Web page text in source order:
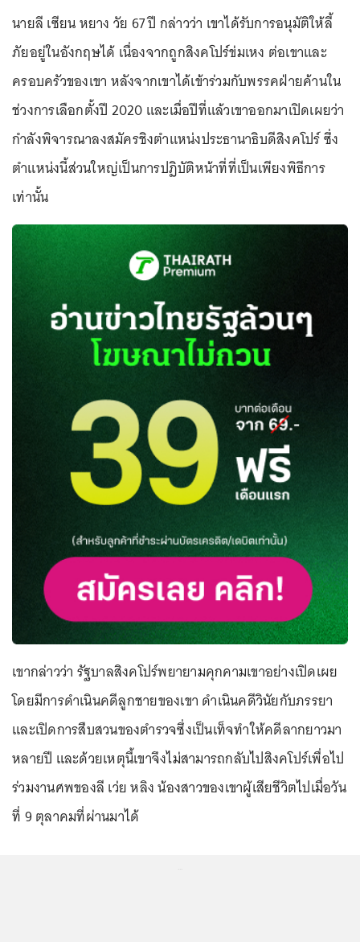
นายลี เซียน หยาง วัย 67 ปี กล่าวว่า เขาได้รับการอนุมัติให้ลี้
ภัยอยู่ในอังกฤษได้ เนื่องจากถูกสิงคโปร์ข่มเหง ต่อเขาและ
ครอบครัวของเขา หลังจากเขาได้เข้าร่วมกับพรรคฝ่ายค้านใน
ช่วงการเลือกตั้งปี 2020 และเมื่อปีที่แล้วเขาออกมาเปิดเผยว่า
กำลังพิจารณาลงสมัครชิงตำแหน่งประธานาธิบดีสิงคโปร์ ซึ่ง
ตำแหน่งนี้ส่วนใหญ่เป็นการปฏิบัติหน้าที่ที่เป็นเพียงพิธีการ
เท่านั้น
เขากล่าวว่า รัฐบาลสิงคโปร์พยายามคุกคามเขาอย่างเปิดเผย
โดยมีการดำเนินคดีลูกชายของเขา ดำเนินคดีวินัยกับภรรยา
และเปิดการสืบสวนของตำรวจซึ่งเป็นเท็จทำให้คดีลากยาวมา
หลายปี และด้วยเหตุนี้เขาจึงไม่สามารถกลับไปสิงคโปร์เพื่อไป
ร่วมงานศพของลี เว่ย หลิง น้องสาวของเขาผู้เสียชีวิตไปเมื่อวัน
ที่ 9 ตุลาคมที่ผ่านมาได้